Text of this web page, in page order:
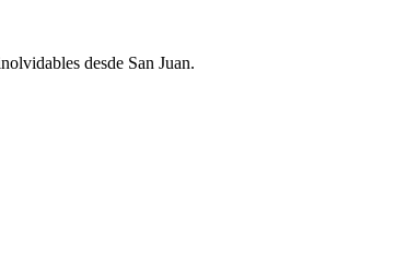
desde San Juan.